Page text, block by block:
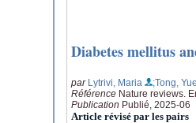
Diabetes mellitus
par Lytrivi, Maria ;Tong, Yue
Référence Nature reviews.
Publication Publié, 2025-06
Article révisé par les pairs